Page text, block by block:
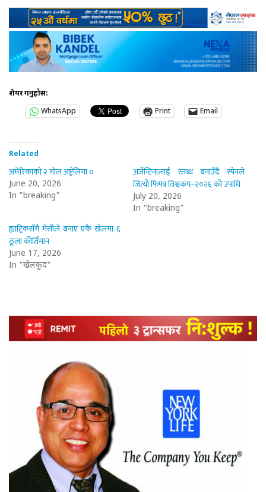
शेयर गर्नुहोस:
WhatsApp
Print Email
Related
अमेरिकाको २ गोल अष्ट्रेलिया ०
June 20, 2026
In "breaking"
अर्जेन्टिनालाई स्तब्ध बनाउँदै स्पेनले
जित्यो फिफा विश्वकप–२०२६ को उपाधि
July 20, 2026
In "breaking"
ह्याट्रिकसँगै मेसीले बनाए एकै खेलमा ६
ठूला कीर्तिमान
June 17, 2026
In "खेलकुद"